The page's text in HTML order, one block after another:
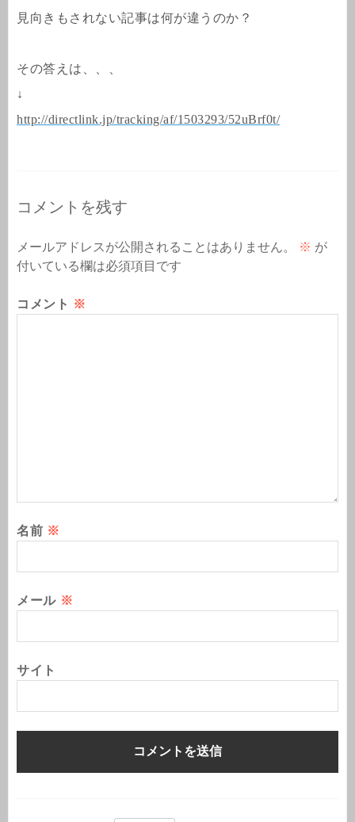
見向きもされない記事は何が違うのか？
その答えは、、、
↓
http://directlink.jp/tracking/af/1503293/52uBrf0t/
コメントを残す
メールアドレスが公開されることはありません。 ※ が
付いている欄は必須項目です
コメント ※
名前 ※
メール ※
サイト